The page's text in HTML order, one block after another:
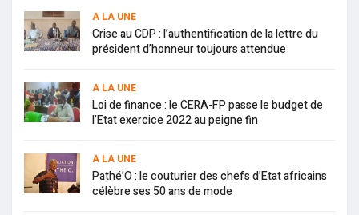
A LA UNE
Crise au CDP : l’authentification de la lettre du
président d’honneur toujours attendue
A LA UNE
Loi de finance : le CERA-FP passe le budget de
l’Etat exercice 2022 au peigne fin
A LA UNE
Pathé’O : le couturier des chefs d’Etat africains
célèbre ses 50 ans de mode